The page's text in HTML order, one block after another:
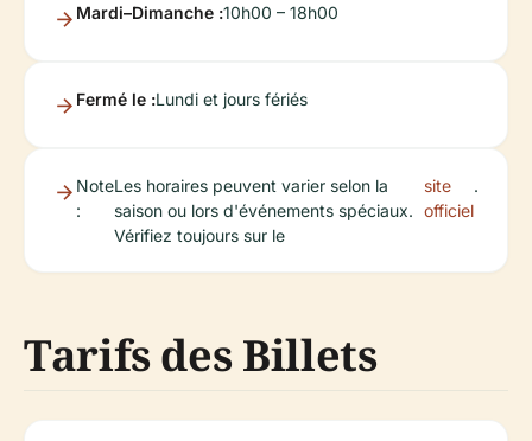
Mardi–Dimanche :10h00 – 18h00
Fermé le :Lundi et jours fériés
Note
:
Les horaires peuvent varier selon la
saison ou lors d'événements spéciaux.
Vérifiez toujours sur le
site
officiel
.
Tarifs des Billets